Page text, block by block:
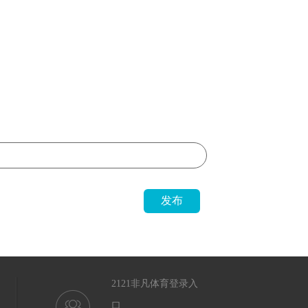
发布
2121非凡体育登录入
口